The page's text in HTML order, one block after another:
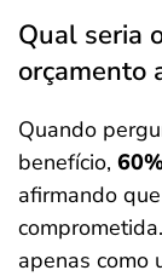
Qual seria
orçamento
Quando
benefício,
afirmando
apenas como